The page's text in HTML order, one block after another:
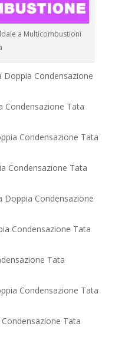
a Multicombustioni
Doppia Condensazione
Condensazione Tata
Condensazione Tata
Condensazione Tata
Doppia Condensazione
Condensazione Tata
Tata
Condensazione Tata
Tata